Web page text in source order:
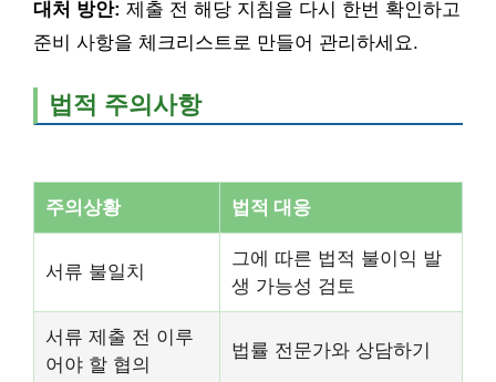
대처 방안: 제출 전 해당 지침을 다시 한번 확인하고
준비 사항을 체크리스트로 만들어 관리하세요.
법적 주의사항
주의상황 법적 대응
서류 불일치
그에 따른 법적 불이익 발
생 가능성 검토
서류 제출 전 이루
어야 할 협의
법률 전문가와 상담하기